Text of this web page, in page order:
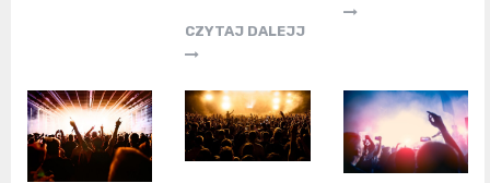
CZYTAJ DALEJJ